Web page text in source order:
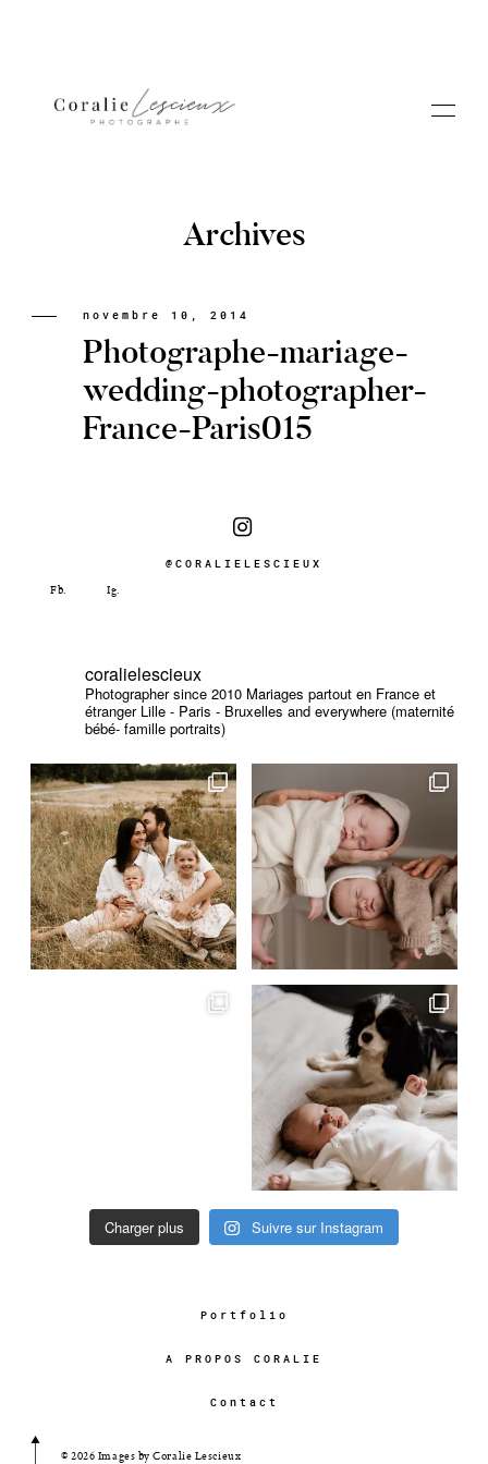
Portfolio
A PROPOS CORALIE
Archives
novembre 10, 2014
Photographe-mariage-
wedding-photographer-
France-Paris015
@CORALIELESCIEUX
coralielescieux
Photographer since 2010 Mariages partout en France et
étranger Lille - Paris - Bruxelles and everywhere (maternité
bébé- famille portraits)
Charger plus Suivre sur Instagram
Portfolio
A PROPOS CORALIE
Contact
© 2026 Images by Coralie Lescieux